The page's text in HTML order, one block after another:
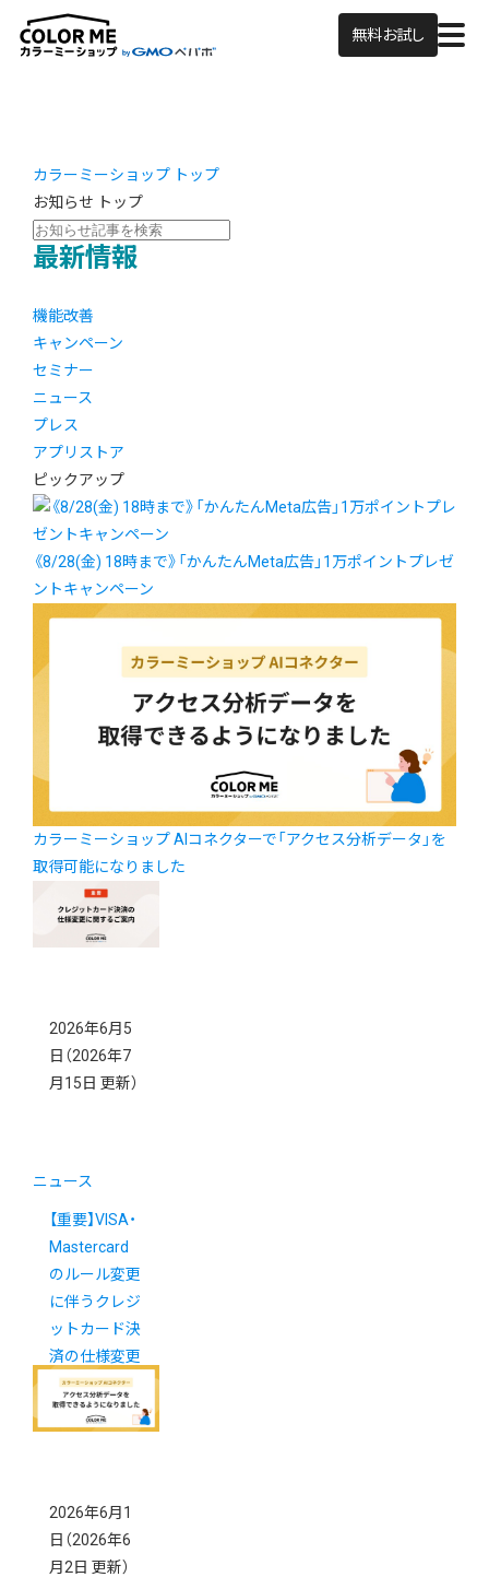
無料お試し
カラーミーショップ トップ
お知らせ トップ
最新情報
機能改善
キャンペーン
セミナー
ニュース
プレス
アプリストア
ピックアップ
《8/28(金) 18時まで》「かんたんMeta広告」1万ポイントプレゼ
ントキャンペーン
カラーミーショップ AIコネクターで「アクセス分析データ」を
取得可能になりました
2026年6月5
日 （2026年7
月15日 更新）
ニュース
【重要】VISA・
Mastercard
のルール変更
に伴うクレジ
ットカード決
済の仕様変更
について
（7/14更新）
2026年6月1
日 （2026年6
月2日 更新）